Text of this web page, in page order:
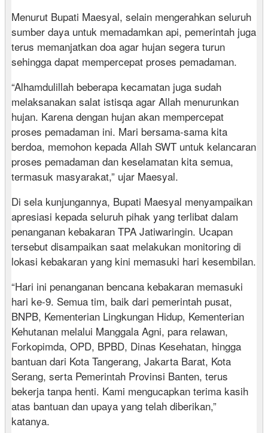
Menurut Bupati Maesyal, selain mengerahkan seluruh
sumber daya untuk memadamkan api, pemerintah juga
terus memanjatkan doa agar hujan segera turun
sehingga dapat mempercepat proses pemadaman.
“Alhamdulillah beberapa kecamatan juga sudah
melaksanakan salat istisqa agar Allah menurunkan
hujan. Karena dengan hujan akan mempercepat
proses pemadaman ini. Mari bersama-sama kita
berdoa, memohon kepada Allah SWT untuk kelancaran
proses pemadaman dan keselamatan kita semua,
termasuk masyarakat,” ujar Maesyal.
Di sela kunjungannya, Bupati Maesyal menyampaikan
apresiasi kepada seluruh pihak yang terlibat dalam
penanganan kebakaran TPA Jatiwaringin. Ucapan
tersebut disampaikan saat melakukan monitoring di
lokasi kebakaran yang kini memasuki hari kesembilan.
“Hari ini penanganan bencana kebakaran memasuki
hari ke-9. Semua tim, baik dari pemerintah pusat,
BNPB, Kementerian Lingkungan Hidup, Kementerian
Kehutanan melalui Manggala Agni, para relawan,
Forkopimda, OPD, BPBD, Dinas Kesehatan, hingga
bantuan dari Kota Tangerang, Jakarta Barat, Kota
Serang, serta Pemerintah Provinsi Banten, terus
bekerja tanpa henti. Kami mengucapkan terima kasih
atas bantuan dan upaya yang telah diberikan,”
katanya.